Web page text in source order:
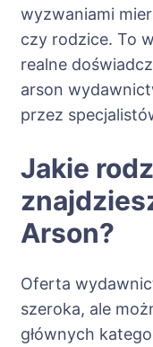
wyzwaniami
czy rodzice. To
realne
arson
przez
Jakie
Arson?
Oferta
szeroka, ale
głównych